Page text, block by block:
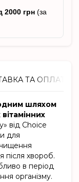
2000 грн (за
ТА ОПЛАТА
шляхом
від Choice
для
після хвороб.
в період
організму.